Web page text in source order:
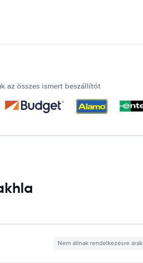
az összes ismert beszállítót
Nem állnak rendelkezésre árak